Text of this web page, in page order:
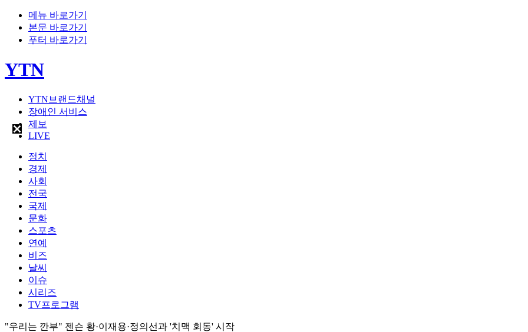
메뉴 바로가기
본문 바로가기
푸터 바로가기
YTN
YTN브랜드채널
장애인 서비스
제보
LIVE
정치
경제
사회
전국
국제
문화
스포츠
연예
비즈
날씨
이슈
시리즈
TV프로그램
"우리는 깐부" 젠슨 황·이재용·정의선과 '치맥 회동' 시작